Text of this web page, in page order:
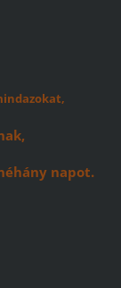
napot.